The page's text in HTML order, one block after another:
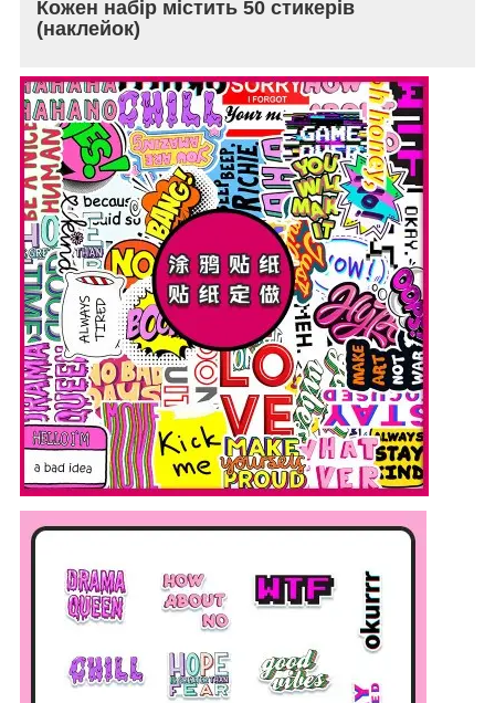
Кожен набір містить 50 стикерів
(наклейок)